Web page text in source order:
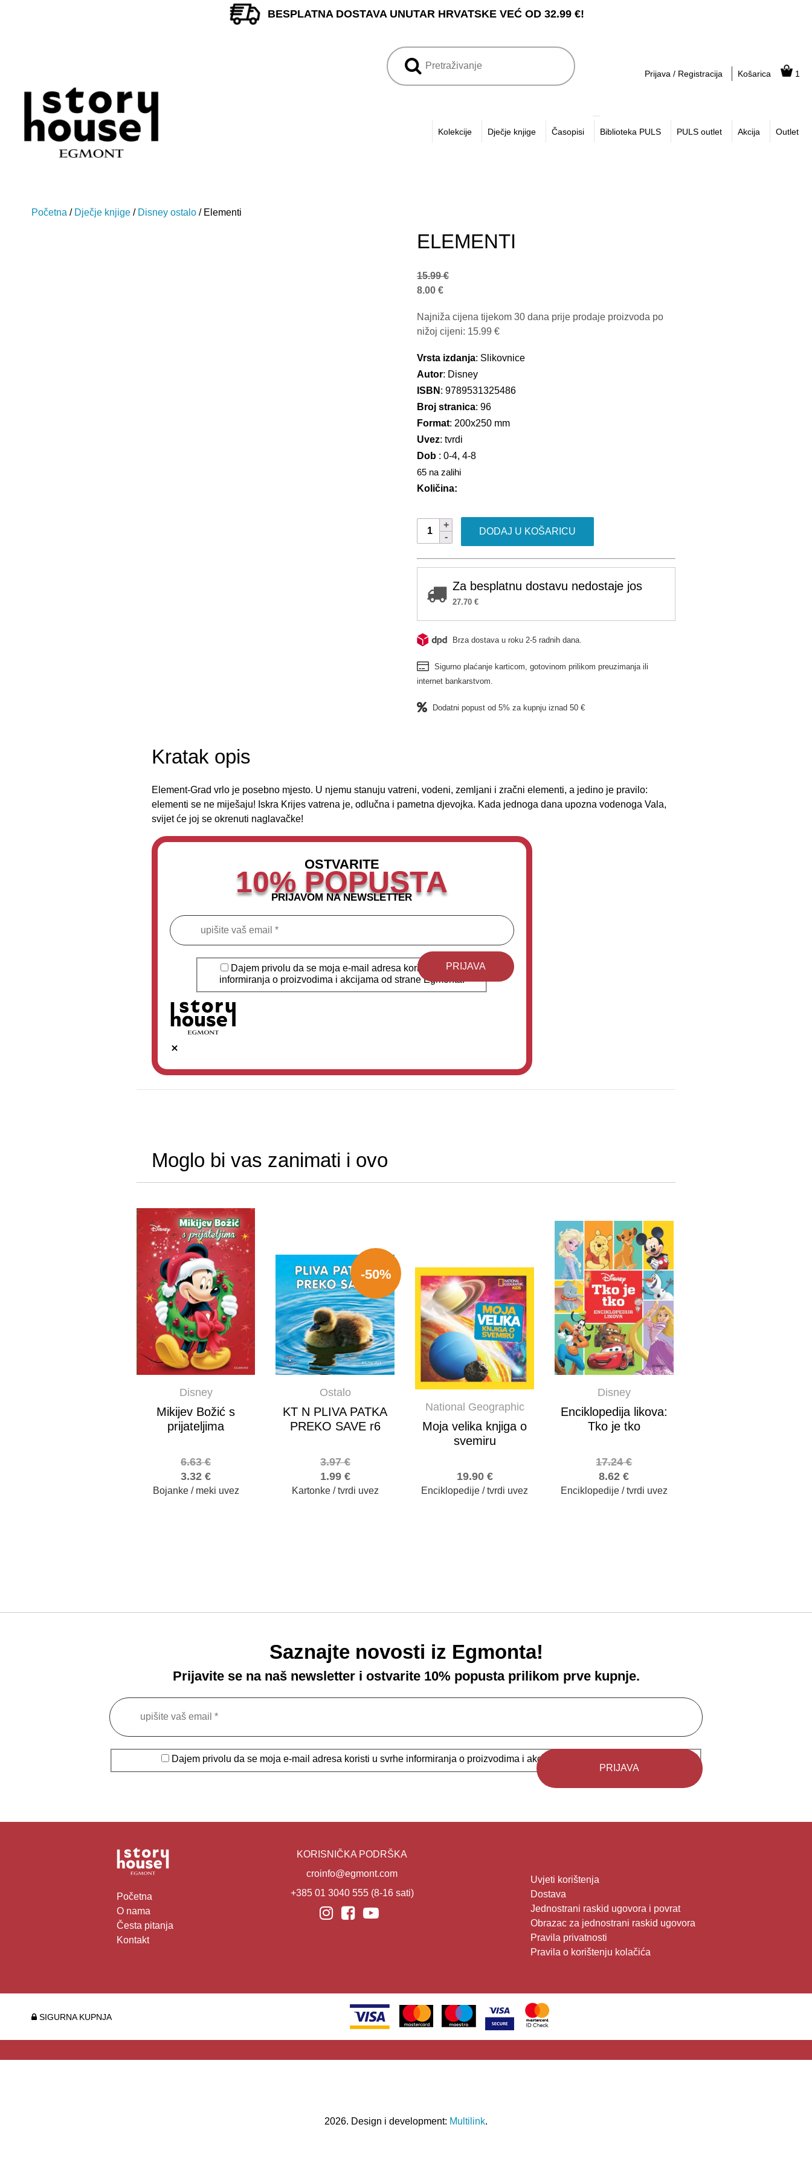
BESPLATNA DOSTAVA UNUTAR HRVATSKE VEĆ OD 32.99 €!
Kolekcije Dječje knjige Časopisi Biblioteka PULS PULS outlet Akcija Outlet
Prijava / Registracija Košarica 1
Početna / Dječje knjige / Disney ostalo / Elementi
ELEMENTI
8.00 €
15.99€
Najniža cijena tijekom 30 dana prije prodaje proizvoda po
nižoj cijeni: 15.99 €
Vrsta izdanja: Slikovnice
Autor: Disney
ISBN : 9789531325486
Broj stranica: 96
Format: 200x250 mm
Uvez: tvrdi
Dob : 0-4, 4-8
65 na zalihi
Količina:
Elementi
količina
DODAJ U KOŠARICU
Za besplatnu dostavu nedostaje jos
27.70 €
Brza dostava u roku 2-5 radnih dana.
Sigurno plaćanje karticom, gotovinom prilikom preuzimanja ili
internet bankarstvom.
Dodatni popust od 5% za kupnju iznad 50 €
Kratak opis
Element-Grad vrlo je posebno mjesto. U njemu stanuju vatreni, vodeni, zemljani i zračni elementi, a jedino je pravilo:
elementi se ne miješaju! Iskra Krijes vatrena je, odlučna i pametna djevojka. Kada jednoga dana upozna vodenoga Vala,
svijet će joj se okrenuti naglavačke!
OSTVARITE
10% POPUSTA
PRIJAVOM NA NEWSLETTER
Dajem privolu da se moja e-mail adresa koristi u svrhe
informiranja o proizvodima i akcijama od strane Egmonta.
Moglo bi vas zanimati i ovo
Disney
Mikijev Božić s
prijateljima
3.32€
6.63€
Bojanke / meki uvez
-50%
Ostalo
KT N PLIVA PATKA
PREKO SAVE r6
1.99 €
3.97€
Kartonke / tvrdi uvez
National Geographic
Moja velika knjiga o
svemiru
19.90 €
Enciklopedije / tvrdi uvez
Disney
Enciklopedija likova:
Tko je tko
8.62€
17.24€
Enciklopedije / tvrdi uvez
Saznajte novosti iz Egmonta!
Prijavite se na naš newsletter i ostvarite 10% popusta prilikom prve kupnje.
Dajem privolu da se moja e-mail adresa koristi u svrhe informiranja o proizvodima i akcijama od strane Egmonta.
Početna
O nama
Česta pitanja
Kontakt
KORISNIČKA PODRŠKA
croinfo@egmont.com
+385 01 3040 555(8-16 sati)
Uvjeti korištenja
Dostava
Jednostrani raskid ugovora i povrat
Obrazac za jednostrani raskid ugovora
Pravila privatnosti
Pravila o korištenju kolačića
SIGURNA KUPNJA
2026. Design i development: Multilink.